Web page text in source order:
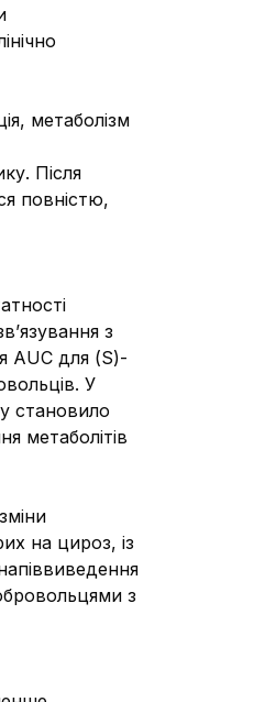
метаболізм
Після
повністю,
з
AUC для (S)-
У
становило
метаболітів
на цироз, із
з